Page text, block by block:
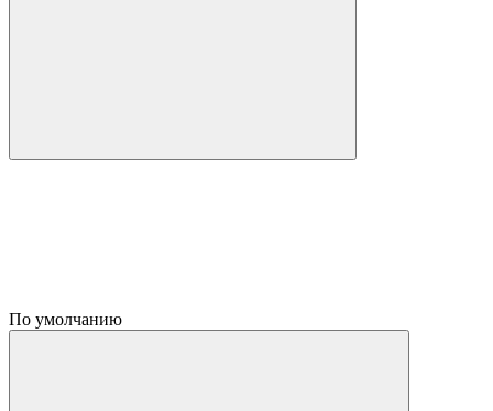
По умолчанию